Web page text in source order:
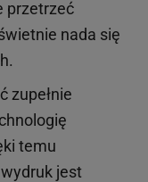
przetrzeć
nada się
zupełnie
temu
jest